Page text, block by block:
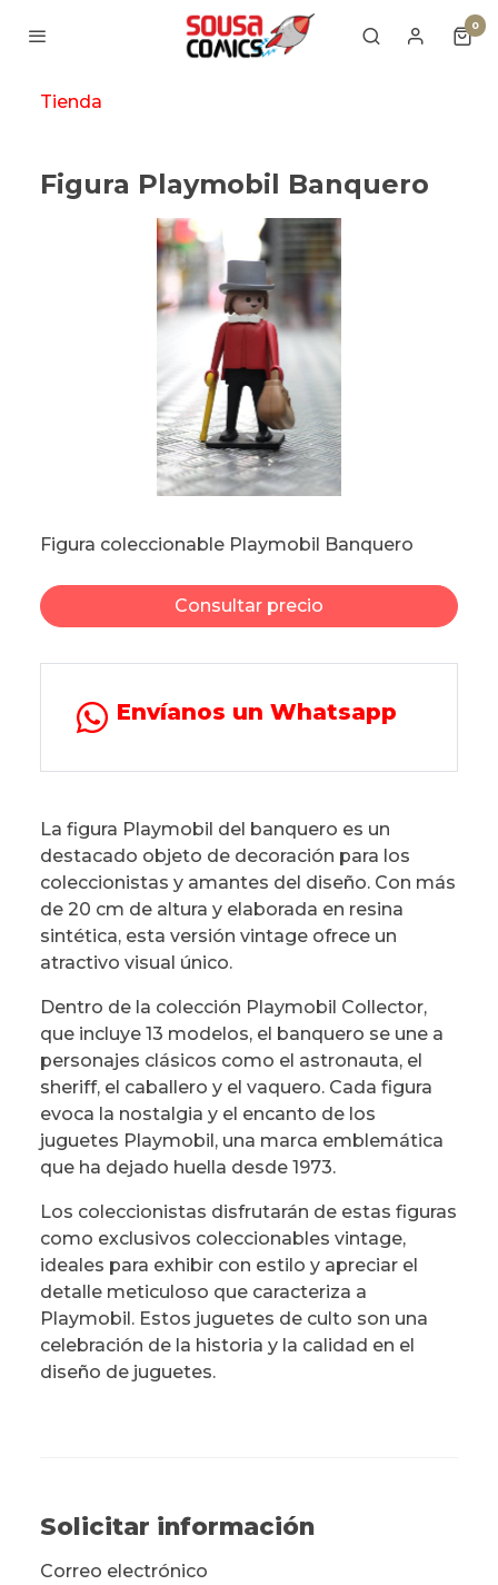
0
Tienda
Figura Playmobil Banquero
Figura coleccionable Playmobil Banquero
Consultar precio
Envíanos un Whatsapp
La figura Playmobil del banquero es un
destacado objeto de decoración para los
coleccionistas y amantes del diseño. Con más
de 20 cm de altura y elaborada en resina
sintética, esta versión vintage ofrece un
atractivo visual único.
Dentro de la colección Playmobil Collector,
que incluye 13 modelos, el banquero se une a
personajes clásicos como el astronauta, el
sheriff, el caballero y el vaquero. Cada figura
evoca la nostalgia y el encanto de los
juguetes Playmobil, una marca emblemática
que ha dejado huella desde 1973.
Los coleccionistas disfrutarán de estas figuras
como exclusivos coleccionables vintage,
ideales para exhibir con estilo y apreciar el
detalle meticuloso que caracteriza a
Playmobil. Estos juguetes de culto son una
celebración de la historia y la calidad en el
diseño de juguetes.
Solicitar información
Correo electrónico